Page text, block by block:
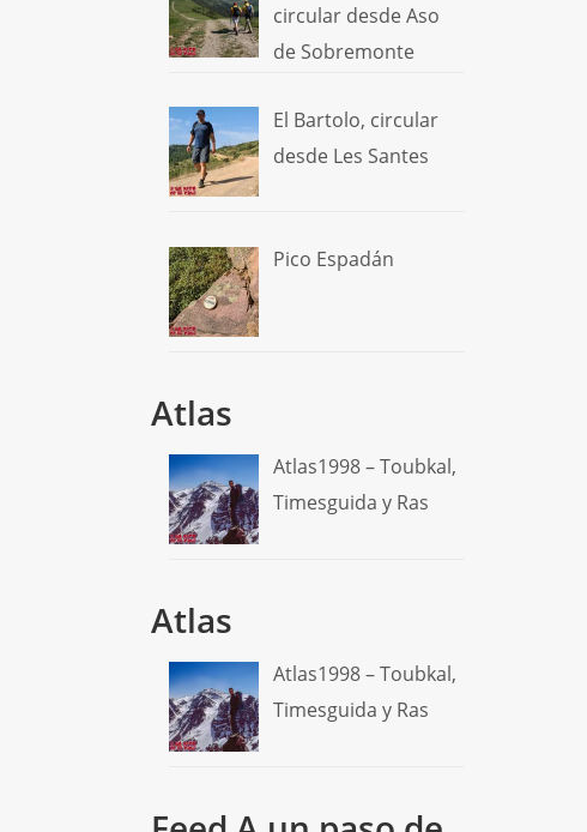
circular desde Aso
de Sobremonte
El Bartolo, circular
desde Les Santes
Pico Espadán
Atlas
Atlas1998 – Toubkal,
Timesguida y Ras
Atlas
Atlas1998 – Toubkal,
Timesguida y Ras